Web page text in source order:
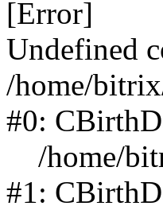
[Error]
Undefined
/home/
#0:
/home/
#1: